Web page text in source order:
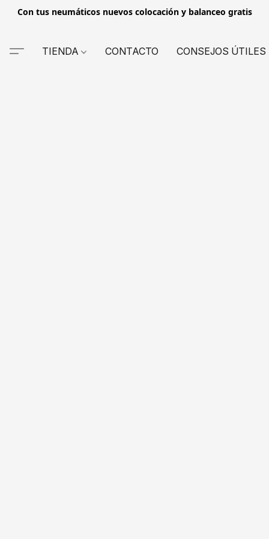
Con tus neumáticos nuevos colocación y balanceo gratis
TIENDA CONTACTO CONSEJOS ÚTILES